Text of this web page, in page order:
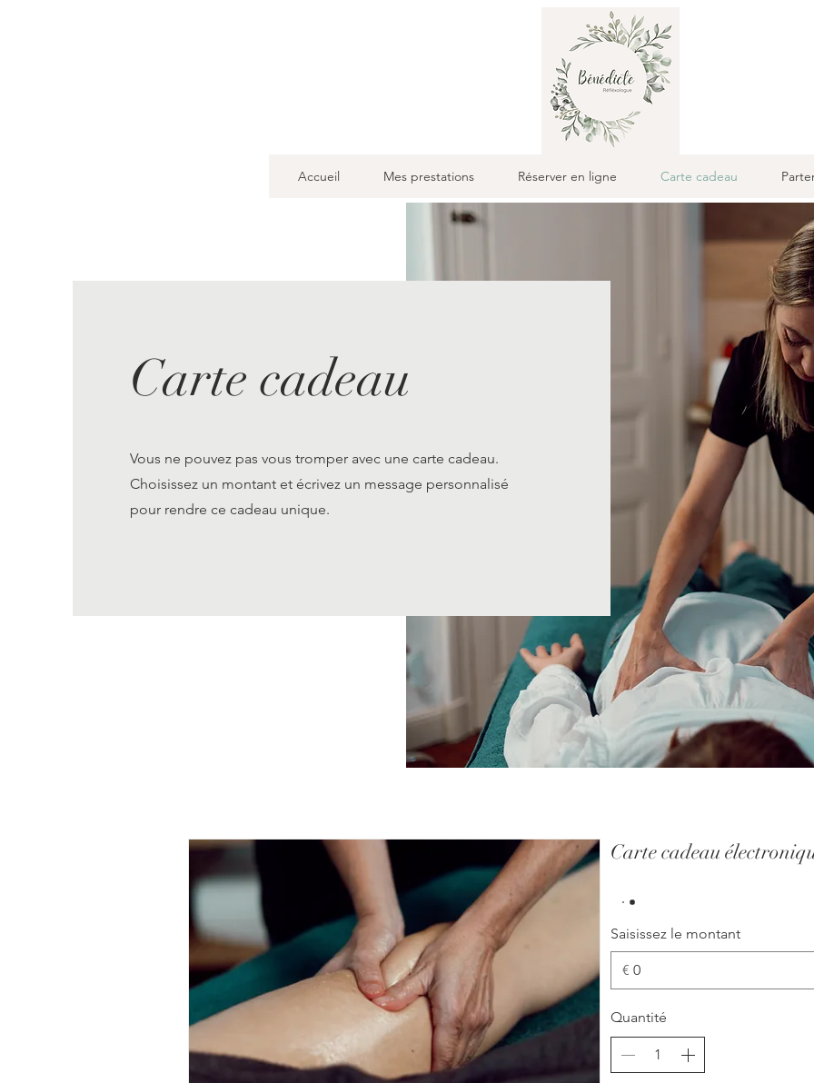
Accueil Mes prestations Réserver en ligne Carte cadeau
Carte cadeau
Vous ne pouvez pas vous tromper avec une carte cadeau.
Choisissez un montant et écrivez un message personnalisé
pour rendre ce cadeau unique.
Carte cadeau
Saisissez le montant
€
Quantité